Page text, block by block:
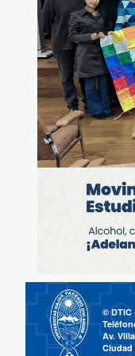
© DTIC
Av.
Ciudad